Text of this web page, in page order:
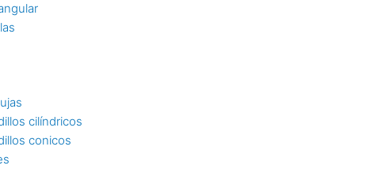
cilíndricos
conicos